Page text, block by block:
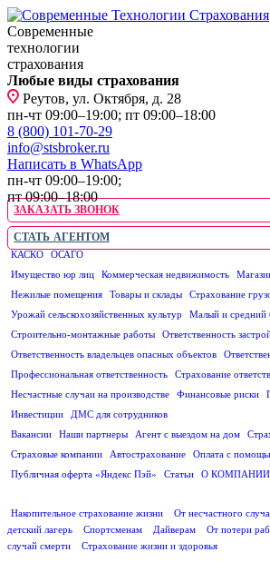
Современные
технологии
страхования
Любые виды страхования
Реутов, ул. Октября, д. 28
пн-чт 09:00–19:00; пт 09:00–18:00
8 (800) 101-70-29
info@stsbroker.ru
Написать в WhatsApp
пн-чт 09:00–19:00;
пт 09:00–18:00
ЗАКАЗАТЬ ЗВОНОК
СТАТЬ АГЕНТОМ
КАСКО ОСАГО
Имущество юр лиц
Коммерческая недвижимость
Нежилые помещения
Товары и склады
Страхование
Урожай сельскохозяйственных культур
Малый и средний
Строительно-монтажные работы
Ответственность
Ответственность владельцев опасных объектов
Профессиональная ответственность
Страхование
Несчастные случаи на производстве
Финансовые риски
Инвестиции
ДМС для сотрудников
Вакансии
Наши партнеры Агент с выездом на дом
Страховые компании
Автострахование
Оплата с
Публичная оферта «Яндекс Пэй»
Статьи О КОМПАНИИ
Накопительное страхование жизни
От несчастного
детский лагерь
Спортсменам Дайверам От потери
случай смерти
Страхование жизни и здоровья